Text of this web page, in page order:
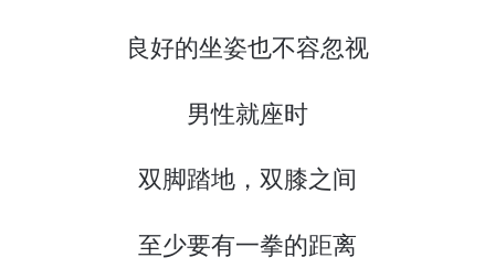
良好的坐姿也不容忽视
男性就座时
双脚踏地，双膝之间
至少要有一拳的距离